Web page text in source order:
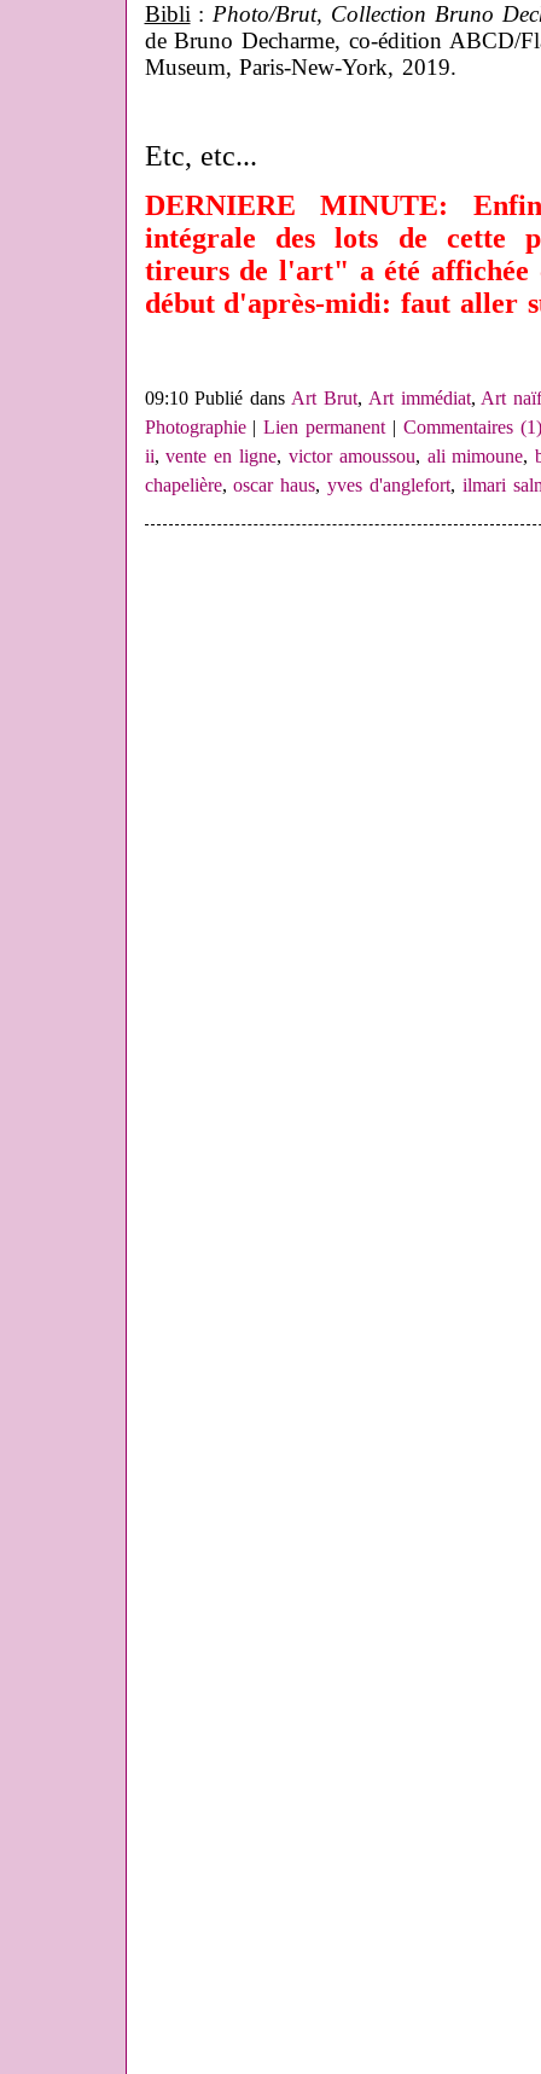
Bibli:Photo/Brut, Collection Bruno
de Bruno Decharme, co-édition ABCD/
Museum, Paris-New-York, 2019.
Etc, etc...
DERNIERE MINUTE:
intégrale des lots de cette
tireurs de l'art" a été affichée
début d'après-midi: faut aller
09:10 Publié dansArt Brut, Art immédiat,Art
Photographie|Lien permanent| Commentaires (1)
ii,vente en ligne, victor amoussou, ali mimoune,
chapelière,oscar haus,yves d'anglefort, ilmari